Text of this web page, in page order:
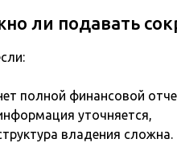
ли подавать
полной финансовой
уточняется,
владения сложна.